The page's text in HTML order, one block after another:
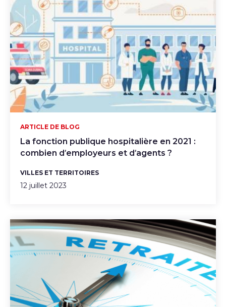
La fonction publique hospitalière en 2021 :
combien d’employeurs et d’agents ?
ARTICLE DE BLOG
VILLES ET TERRITOIRES
12 juillet 2023